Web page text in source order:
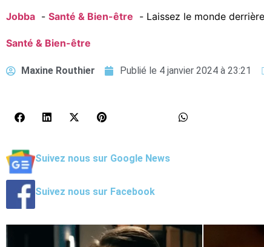
Jobba Santé & Bien-être Laissez le monde
Santé & Bien-être
Maxine Routhier Publié le 4 janvier 2024 à 23:21
Suivez nous sur Google News
Suivez nous sur Facebook